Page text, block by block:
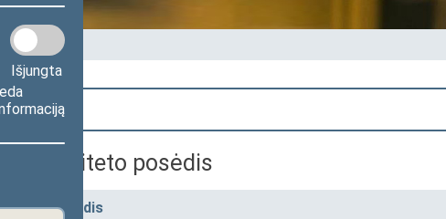
Išjungta
komiteto posėdis
posėdis